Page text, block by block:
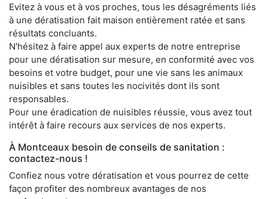
Evitez à vous et à vos proches, tous les désagréments liés
à une dératisation fait maison entièrement ratée et sans
résultats concluants.
N'hésitez à faire appel aux experts de notre entreprise
pour une dératisation sur mesure, en conformité avec vos
besoins et votre budget, pour une vie sans les animaux
nuisibles et sans toutes les nocivités dont ils sont
responsables.
Pour une éradication de nuisibles réussie, vous avez tout
intérêt à faire recours aux services de nos experts.
À Montceaux besoin de conseils de sanitation :
contactez-nous !
Confiez nous votre dératisation et vous pourrez de cette
façon profiter des nombreux avantages de nos